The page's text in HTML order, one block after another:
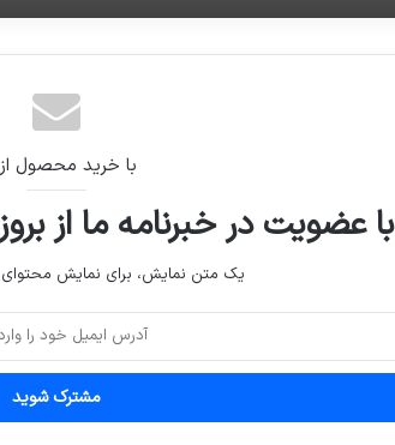
با خرید محصول
با عضویت در خبرنامه ما از
یک متن نمایش، برای نمایش